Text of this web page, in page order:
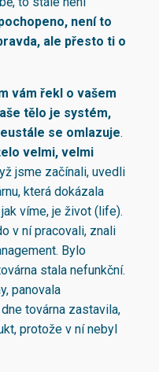
není to
ale přesto ti o
vám řekl o vašem
tělo je systém,
se omlazuje.
velmi, velmi
jsme začínali, uvedli
která dokázala
víme, je život (life).
v ní pracovali, znali
Bylo
stala nefunkční.
panovala
továrna zastavila,
protože v ní nebyl